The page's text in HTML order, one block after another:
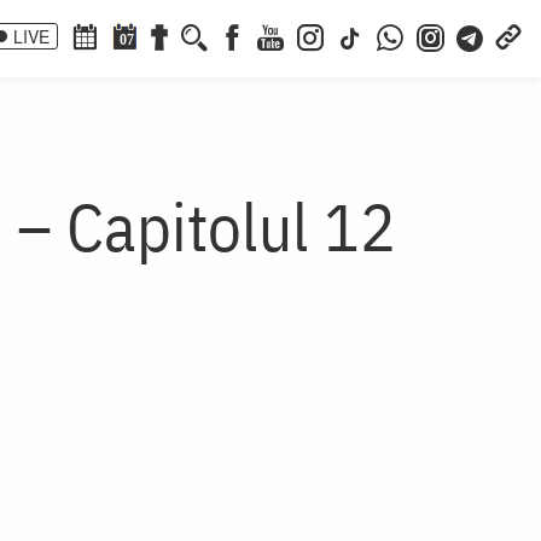
LIVE 07
Capitolul 12